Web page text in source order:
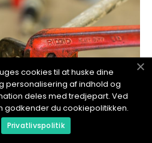
cookies til at huske dine
personalisering af indhold og
deles med tredjepart. Ved
godkender du cookiepolitikken.
Privatlivspolitik